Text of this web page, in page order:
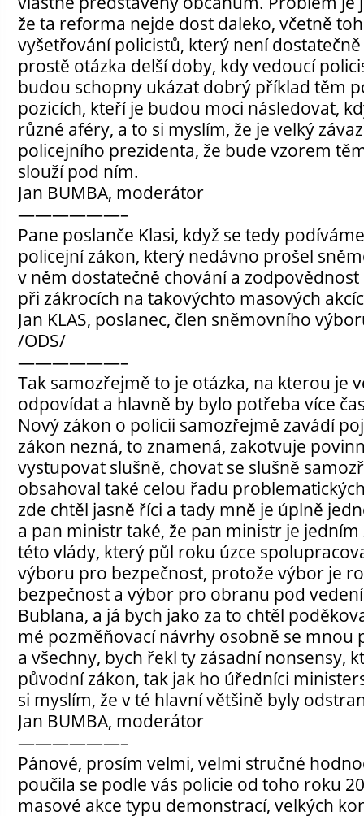
že ta reforma nejde dost daleko, včetně
vyšetřování policistů, který není dostatečně
prostě otázka delší doby, kdy vedoucí
budou schopny ukázat dobrý příklad těm
pozicích, kteří je budou moci následovat,
různé aféry, a to si myslím, že je velký
policejního prezidenta, že bude vzorem
slouží pod ním.
Jan BUMBA, moderátor
——————–
Pane poslanče Klasi, když se tedy
policejní zákon, který nedávno prošel
v něm dostatečně chování a
při zákrocích na takovýchto masových
Jan KLAS, poslanec, člen sněmovního
/ODS/
——————–
Tak samozřejmě to je otázka, na kterou je
odpovídat a hlavně by bylo potřeba více
Nový zákon o policii samozřejmě zavádí
zákon nezná, to znamená, zakotvuje
vystupovat slušně, chovat se slušně
obsahoval také celou řadu
zde chtěl jasně říci a tady mně je úplně
a pan ministr také, že pan ministr je
této vlády, který půl roku úzce
výboru pro bezpečnost, protože výbor je
bezpečnost a výbor pro obranu pod
Bublana, a já bych jako za to chtěl
mé pozměňovací návrhy osobně se
a všechny, bych řekl ty zásadní nonsensy,
původní zákon, tak jak ho úředníci
si myslím, že v té hlavní většině byly
Jan BUMBA, moderátor
——————–
Pánové, prosím velmi, velmi stručné
poučila se podle vás policie od toho roku
masové akce typu demonstrací, velkých